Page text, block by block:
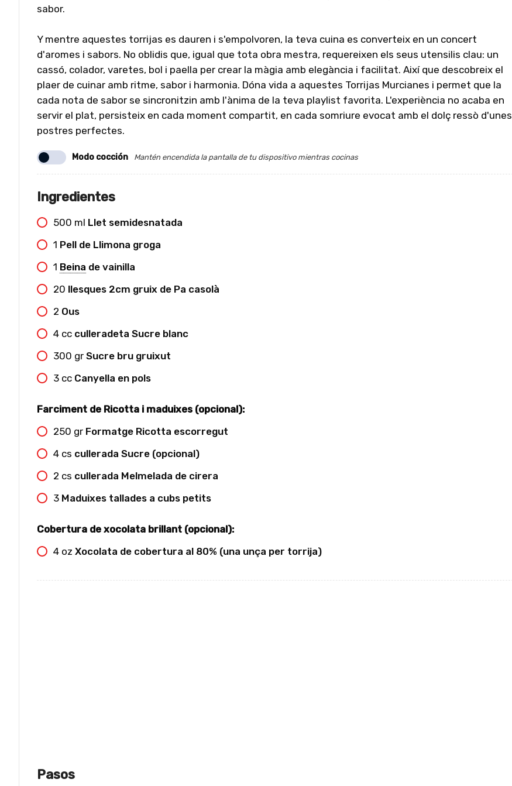
sabor.
Y mentre aquestes torrijas es dauren i s'empolvoren, la teva cuina es converteix en un concert
d'aromes i sabors. No oblidis que, igual que tota obra mestra, requereixen els seus utensilis clau: un
cassó, colador, varetes, bol i paella per crear la màgia amb elegància i facilitat. Així que descobreix el
plaer de cuinar amb ritme, sabor i harmonia. Dóna vida a aquestes Torrijas Murcianes i permet que la
cada nota de sabor se sincronitzin amb l'ànima de la teva playlist favorita. L'experiència no acaba en
servir el plat, persisteix en cada moment compartit, en cada somriure evocat amb el dolç ressò d'unes
postres perfectes.
Modo cocción Mantén encendida la pantalla de tu dispositivo mientras cocinas
Ingredientes
500 ml Llet semidesnatada
1 Pell de Llimona groga
1 Beina de vainilla
20 llesques 2cm gruix de Pa casolà
2 Ous
4 cc culleradeta Sucre blanc
300 gr Sucre bru gruixut
3 cc Canyella en pols
Farciment de Ricotta i maduixes (opcional):
250 gr Formatge Ricotta escorregut
4 cs cullerada Sucre (opcional)
2 cs cullerada Melmelada de cirera
3 Maduixes tallades a cubs petits
Cobertura de xocolata brillant (opcional):
4 oz Xocolata de cobertura al 80% (una unça per torrija)
Pasos